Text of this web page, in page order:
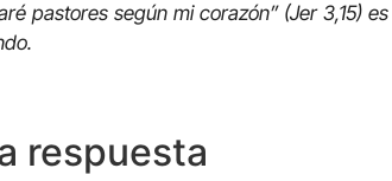
pastores según mi corazón” (Jer 3,15)
respuesta